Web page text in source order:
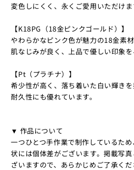
変色しにくく、永くご愛用いただけま
【K18PG（18金ピンクゴールド）】
やわらかなピンク色が魅力の18金素材
肌なじみが良く、上品で優しい印象を
【Pt（プラチナ）】
希少性が高く、落ち着いた白い輝きを
耐久性にも優れています。
▼ 作品について
一つひとつ手作業で制作しているた
状には個体差がございます。掲載写
ざいますので、あらかじめご了承くだ